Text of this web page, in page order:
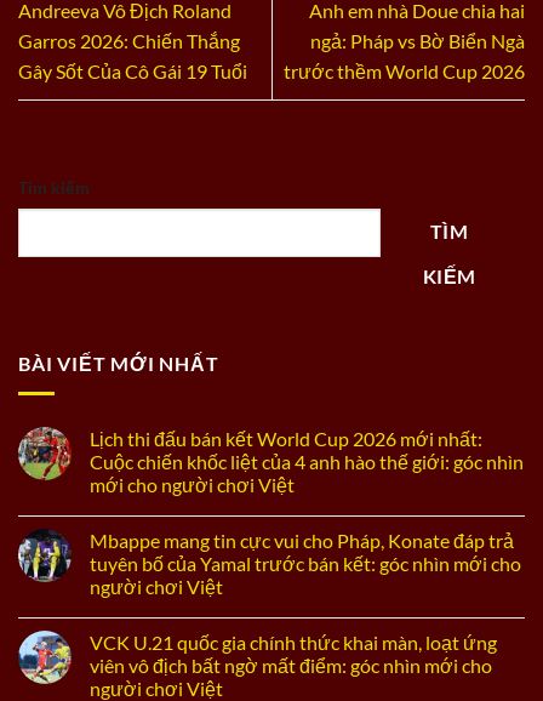
Andreeva Vô Địch Roland
Garros 2026: Chiến Thắng
Gây Sốt Của Cô Gái 19 Tuổi
Anh em nhà Doue chia hai
ngả: Pháp vs Bờ Biển Ngà
trước thềm World Cup 2026
Tìm kiếm
TÌM
KIẾM
BÀI VIẾT MỚI NHẤT
Lịch thi đấu bán kết World Cup 2026 mới nhất:
Cuộc chiến khốc liệt của 4 anh hào thế giới: góc nhìn
mới cho người chơi Việt
Mbappe mang tin cực vui cho Pháp, Konate đáp trả
tuyên bố của Yamal trước bán kết: góc nhìn mới cho
người chơi Việt
VCK U.21 quốc gia chính thức khai màn, loạt ứng
viên vô địch bất ngờ mất điểm: góc nhìn mới cho
người chơi Việt